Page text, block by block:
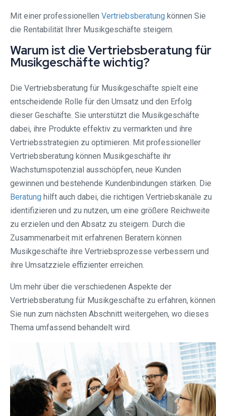
Mit einer professionellen Vertriebsberatung können Sie
die Rentabilität Ihrer Musikgeschäfte steigern.
Warum ist die Vertriebsberatung für
Musikgeschäfte wichtig?
Die Vertriebsberatung für Musikgeschäfte spielt eine
entscheidende Rolle für den Umsatz und den Erfolg
dieser Geschäfte. Sie unterstützt die Musikgeschäfte
dabei, ihre Produkte effektiv zu vermarkten und ihre
Vertriebsstrategien zu optimieren. Mit professioneller
Vertriebsberatung können Musikgeschäfte ihr
Wachstumspotenzial ausschöpfen, neue Kunden
gewinnen und bestehende Kundenbindungen stärken. Die
Beratung hilft auch dabei, die richtigen Vertriebskanäle zu
identifizieren und zu nutzen, um eine größere Reichweite
zu erzielen und den Absatz zu steigern. Durch die
Zusammenarbeit mit erfahrenen Beratern können
Musikgeschäfte ihre Vertriebsprozesse verbessern und
ihre Umsatzziele effizienter erreichen.
Um mehr über die verschiedenen Aspekte der
Vertriebsberatung für Musikgeschäfte zu erfahren, können
Sie nun zum nächsten Abschnitt weitergehen, wo dieses
Thema umfassend behandelt wird.